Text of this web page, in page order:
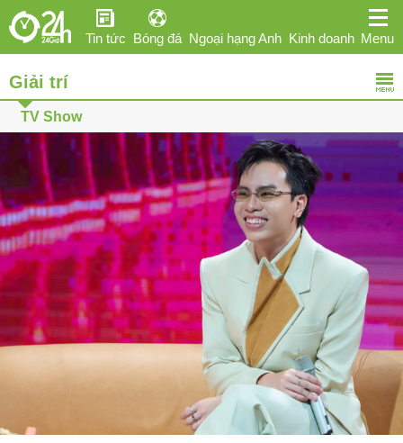
Menu
Tin tức Bóng đá Ngoại hạng Anh Kinh doanh
Phái đẹp
Giải trí
TV Show